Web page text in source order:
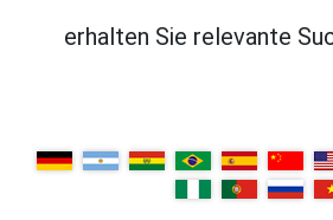
erhalten Sie relevante